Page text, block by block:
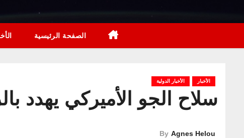
الصفحة الرئيسية
الأخبار الأخبار الدولية
سلاح الجو الأميركي يهدد
By Agnes Helou